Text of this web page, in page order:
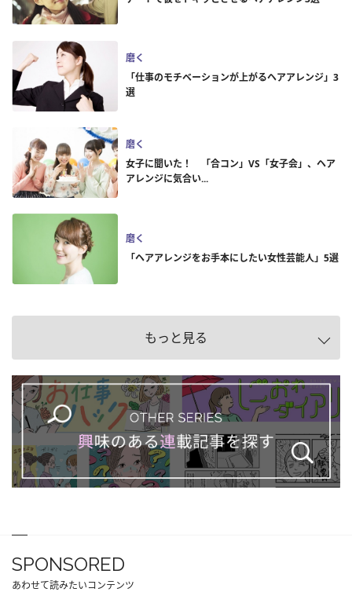
磨く
「仕事のモチベーションが上がるヘアアレンジ」3
選
磨く
女子に聞いた！ 「合コン」VS「女子会」、ヘア
アレンジに気合い...
磨く
「ヘアアレンジをお手本にしたい女性芸能人」5選
もっと見る
SPONSORED
あわせて読みたいコンテンツ